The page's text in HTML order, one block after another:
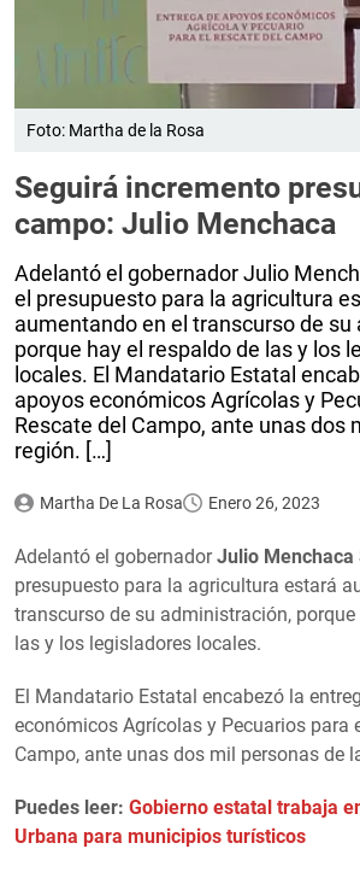
Foto: Martha de la Rosa
Seguirá incremento
campo: Julio Menchaca
Adelantó el gobernador Julio
el presupuesto para la agricultura
aumentando en el transcurso de su
porque hay el respaldo de las y los
locales. El Mandatario Estatal
apoyos económicos Agrícolas y
Rescate del Campo, ante unas dos
región. […]
Martha De La Rosa Enero 26, 2023
Adelantó el gobernadorJulio Menchaca
presupuesto para la agricultura estará
transcurso de su administración,
las y los legisladores locales.
El Mandatario Estatal encabezó la
económicos Agrícolas y Pecuarios para
Campo, ante unas dos mil personas de
Puedes leer: Gobierno estatal trabaja
Urbana para municipios turísticos